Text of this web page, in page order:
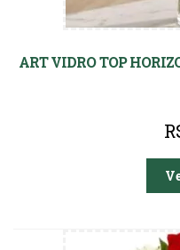
ART VIDRO TOP